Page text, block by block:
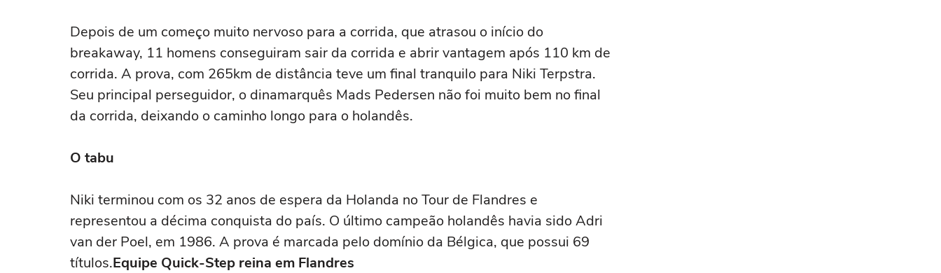
Depois de um começo muito nervoso para a corrida, que atrasou o início do
breakaway, 11 homens conseguiram sair da corrida e abrir vantagem após 110 km de
corrida. A prova, com 265km de distância teve um final tranquilo para Niki Terpstra.
Seu principal perseguidor, o dinamarquês Mads Pedersen não foi muito bem no final
da corrida, deixando o caminho longo para o holandês.
O tabu
Niki terminou com os 32 anos de espera da Holanda no Tour de Flandres e
representou a décima conquista do país. O último campeão holandês havia sido Adri
van der Poel, em 1986. A prova é marcada pelo domínio da Bélgica, que possui 69
títulos.Equipe Quick-Step reina em Flandres